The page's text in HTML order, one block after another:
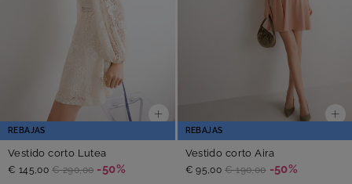
REBAJAS
Vestido corto Lutea
€ 145,00 € 290,00 -50%
REBAJAS
Vestido corto Aira
€ 95,00 € 190,00 -50%